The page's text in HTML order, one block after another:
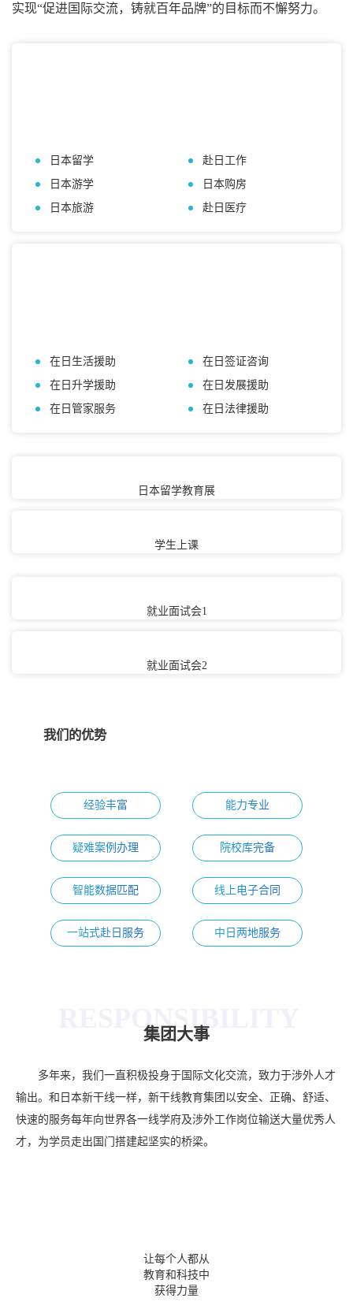
实现“促进国际交流，铸就百年品牌”的目标而不懈努力。
日本留学
赴日工作
日本游学
日本购房
日本旅游
赴日医疗
在日生活援助
在日签证咨询
在日升学援助
在日发展援助
在日管家服务
在日法律援助
日本留学教育展
学生上课
就业面试会1
就业面试会2
我们的优势
经验丰富 能力专业
疑难案例办理 院校库完备
智能数据匹配 线上电子合同
一站式赴日服务 中日两地服务
RESPONSIBILITY
集团大事
多年来，我们一直积极投身于国际文化交流，致力于涉外人才
输出。和日本新干线一样，新干线教育集团以安全、正确、舒适、
快速的服务每年向世界各一线学府及涉外工作岗位输送大量优秀人
才，为学员走出国门搭建起坚实的桥梁。
让每个人都从
教育和科技中
获得力量